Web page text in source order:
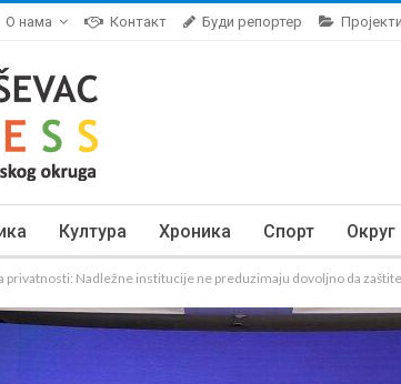
О нама Контакт Буди репортер Пројекти
Култура Хроника Спорт Округ
privatnosti: Nadležne institucije ne preduzimaju dovoljno da zaštite